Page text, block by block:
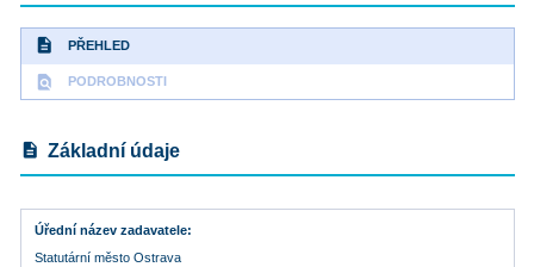
description PŘEHLED
find_in_page PODROBNOSTI
description Základní údaje
Úřední název zadavatele
Statutární město Ostrava